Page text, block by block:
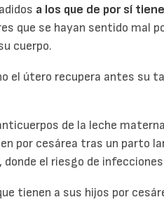
a los que de por sí
que se hayan sentido mal
cuerpo.
el útero recupera antes su
de la leche
por cesárea tras un parto
donde el riesgo de
tienen a sus hijos por